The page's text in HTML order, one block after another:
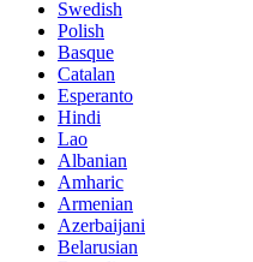
Swedish
Polish
Basque
Catalan
Esperanto
Hindi
Lao
Albanian
Amharic
Armenian
Azerbaijani
Belarusian